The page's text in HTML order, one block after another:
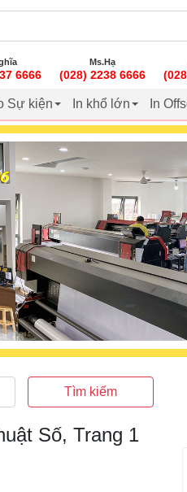
6666
Ms.Hạ
(028) 2238 6666
Sự kiện In khổ lớn In
Tìm kiếm
Số, Trang 1